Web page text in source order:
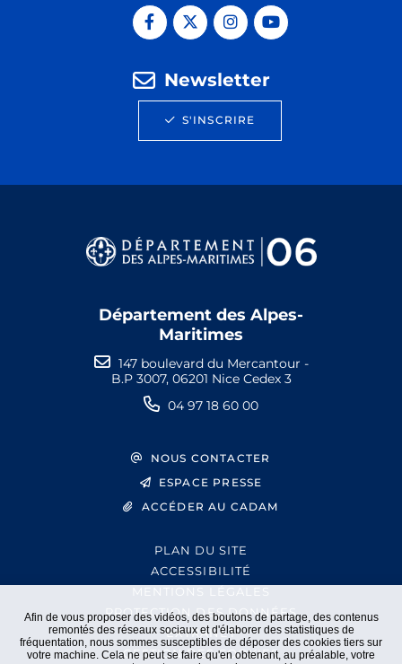
Afin de vous proposer des vidéos, des boutons de partage, des contenus
remontés des réseaux sociaux et d'élaborer des statistiques de
fréquentation, nous sommes susceptibles de déposer des cookies tiers sur
votre machine. Cela ne peut se faire qu'en obtenant, au préalable, votre
Newsletter
S'INSCRIRE
Département des Alpes-
Maritimes
147 boulevard du Mercantour -
B.P 3007, 06201 Nice Cedex 3
04 97 18 60 00
NOUS CONTACTER
ESPACE PRESSE
ACCÉDER AU CADAM
PLAN DU SITE
ACCESSIBILITÉ
MENTIONS LÉGALES
PROTECTION DES DONNÉES
EXTRANET
GESTION DES COOKIES